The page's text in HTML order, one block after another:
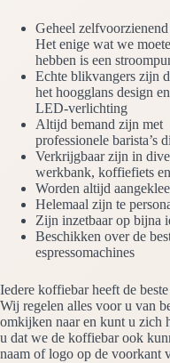
Geheel
Het enige wat we
hebben is een
Echte blikvangers zijn
het hoogglans design
LED-verlichting
Altijd bemand zijn met
professionele barista’s
Verkrijgbaar zijn in
werkbank, koffiefiets
Worden altijd
Helemaal zijn te
Zijn inzetbaar op bijna
Beschikken over de
espressomachines
Iedere koffiebar heeft de
Wij regelen alles voor u van
omkijken naar en kunt u zich
u dat we de koffiebar ook
naam of logo op de voorkant